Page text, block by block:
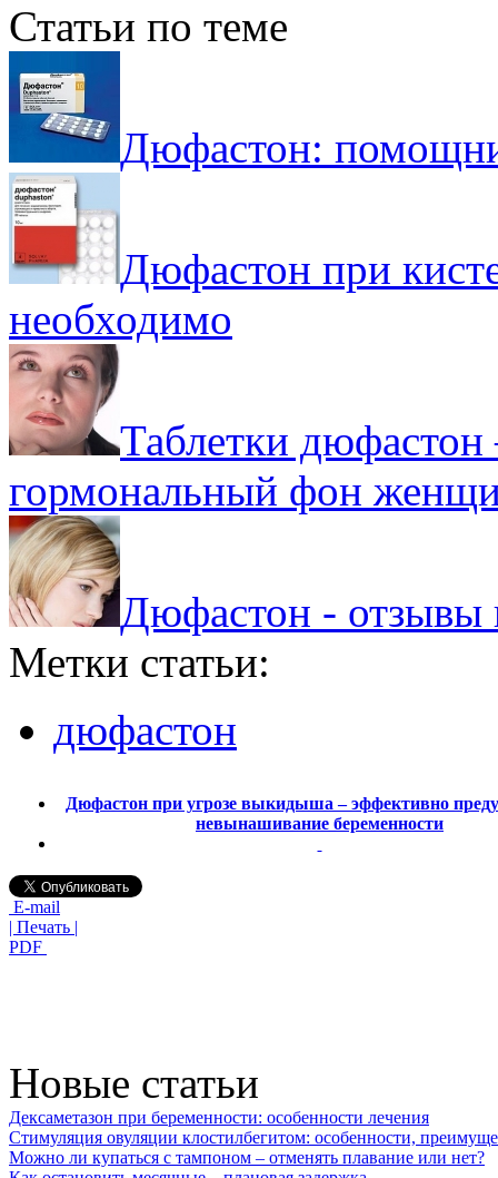
Статьи по теме
Дюфастон:
Дюфастон при
необходимо
Таблетки дюфастон
гормональный фон
Дюфастон - отзывы
Метки статьи:
дюфастон
Дюфастон при угрозе выкидыша – эффективно
невынашивание беременности
E-mail
| Печать |
PDF
Новые статьи
Дексаметазон при беременности: особенности лечения
Стимуляция овуляции клостилбегитом: особенности,
Можно ли купаться с тампоном – отменять плавание или нет?